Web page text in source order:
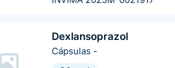
Dexlansoprazol
Cápsulas -